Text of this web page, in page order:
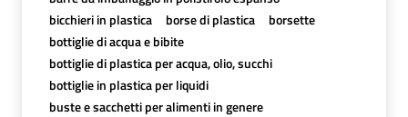
bicchieri in plastica
borse di plastica
borsette
bottiglie di acqua e bibite
bottiglie di plastica per acqua, olio, succhi
bottiglie in plastica per liquidi
buste e sacchetti per alimenti in genere